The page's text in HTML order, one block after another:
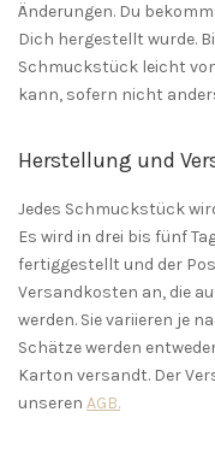
Änderungen. Du
Dich hergestellt wurde.
Schmuckstück leicht
kann, sofern nicht
Herstellung und
Jedes Schmuckstück
Es wird in drei bis fünf
fertiggestellt und der
Versandkosten an, die
werden. Sie variieren je
Schätze werden
Karton versandt. Der
unseren AGB.